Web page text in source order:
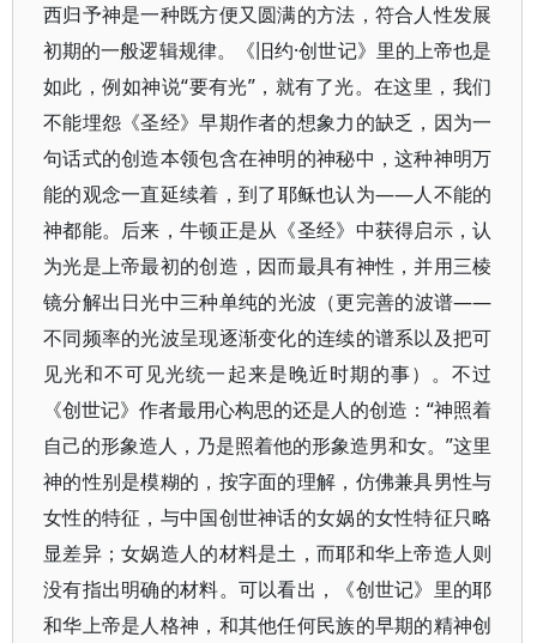
西归予神是一种既方便又圆满的方法，符合人性发展
初期的一般逻辑规律。《旧约·创世记》里的上帝也是
如此，例如神说“要有光”，就有了光。在这里，我们
不能埋怨《圣经》早期作者的想象力的缺乏，因为一
句话式的创造本领包含在神明的神秘中，这种神明万
能的观念一直延续着，到了耶稣也认为——人不能的
神都能。后来，牛顿正是从《圣经》中获得启示，认
为光是上帝最初的创造，因而最具有神性，并用三棱
镜分解出日光中三种单纯的光波（更完善的波谱——
不同频率的光波呈现逐渐变化的连续的谱系以及把可
见光和不可见光统一起来是晚近时期的事）。不过
《创世记》作者最用心构思的还是人的创造：“神照着
自己的形象造人，乃是照着他的形象造男和女。”这里
神的性别是模糊的，按字面的理解，仿佛兼具男性与
女性的特征，与中国创世神话的女娲的女性特征只略
显差异；女娲造人的材料是土，而耶和华上帝造人则
没有指出明确的材料。可以看出，《创世记》里的耶
和华上帝是人格神，和其他任何民族的早期的精神创